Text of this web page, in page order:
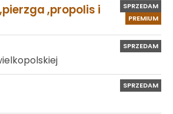
PREMIUM
SPRZEDAM
,propolis i
SPRZEDAM
SPRZEDAM